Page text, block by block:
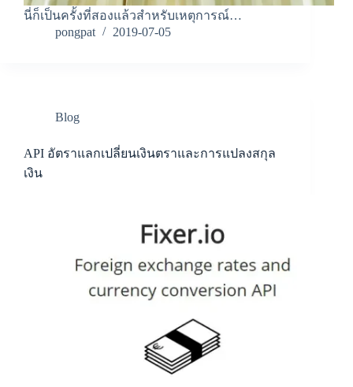
นี่ก็เป็นครั้งที่สองแล้วสำหรับเหตุการณ์…
pongpat
2019-07-05
Blog
API อัตราแลกเปลี่ยนเงินตราและการแปลงสกุล
เงิน